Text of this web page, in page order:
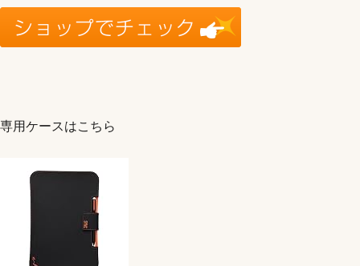
専用ケースはこちら